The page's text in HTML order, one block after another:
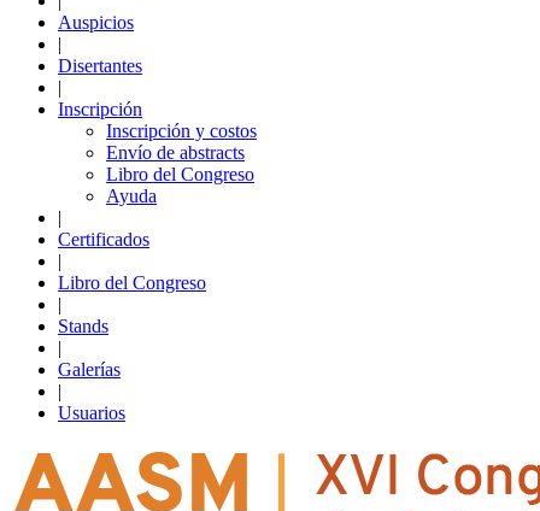
Auspicios
|
Disertantes
|
Inscripción
Inscripción y costos
Envío de abstracts
Libro del Congreso
Ayuda
|
Certificados
|
Libro del Congreso
|
Stands
|
Galerías
|
Usuarios